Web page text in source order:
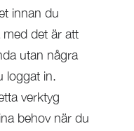
innan du
det är att
utan några
loggat in.
verktyg
behov när du